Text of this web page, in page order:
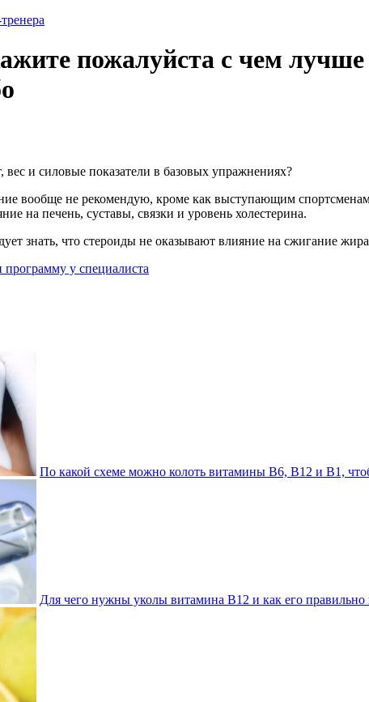
пожалуйста с чем
вес и силовые показатели в базовых упражнениях?
вообще не рекомендую, кроме как выступающим
на печень, суставы, связки и уровень холестерина.
знать, что стероиды не оказывают влияние на сжигание
программу у специалиста
По какой схеме можно колоть витамины В6, В12 и В1,
Для чего нужны уколы витамина В12 и как его правильно